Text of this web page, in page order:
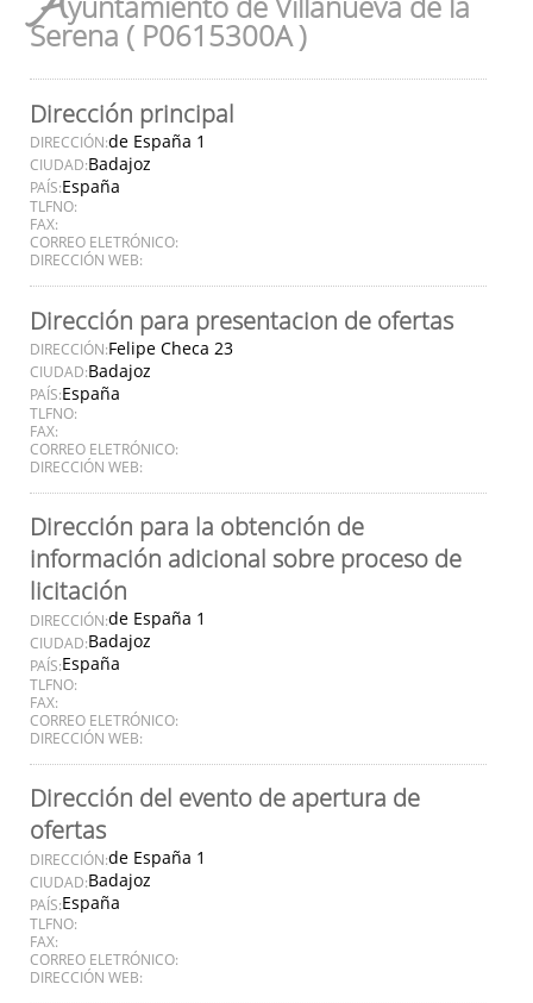
Serena ( P0615300A )
Dirección principal
DIRECCIÓN:de España 1
CIUDAD:Badajoz
PAÍS:España
TLFNO:
FAX:
CORREO ELETRÓNICO:
DIRECCIÓN WEB:
Dirección para presentacion de ofertas
DIRECCIÓN:Felipe Checa 23
CIUDAD:Badajoz
PAÍS:España
TLFNO:
FAX:
CORREO ELETRÓNICO:
DIRECCIÓN WEB:
Dirección para la obtención de
información adicional sobre proceso de
licitación
DIRECCIÓN:de España 1
CIUDAD:Badajoz
PAÍS:España
TLFNO:
FAX:
CORREO ELETRÓNICO:
DIRECCIÓN WEB:
Dirección del evento de apertura de
ofertas
DIRECCIÓN:de España 1
CIUDAD:Badajoz
PAÍS:España
TLFNO:
FAX:
CORREO ELETRÓNICO:
DIRECCIÓN WEB: